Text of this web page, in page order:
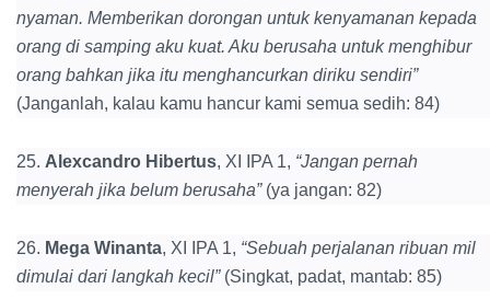
nyaman. Memberikan dorongan untuk kenyamanan kepada
orang di samping aku kuat. Aku berusaha untuk menghibur
orang bahkan jika itu menghancurkan diriku sendiri”
(Janganlah, kalau kamu hancur kami semua sedih: 84)
25. Alexcandro Hibertus, XI IPA 1, “Jangan pernah
menyerah jika belum berusaha” (ya jangan: 82)
26. Mega Winanta, XI IPA 1, “Sebuah perjalanan ribuan mil
dimulai dari langkah kecil”(Singkat, padat, mantab: 85)